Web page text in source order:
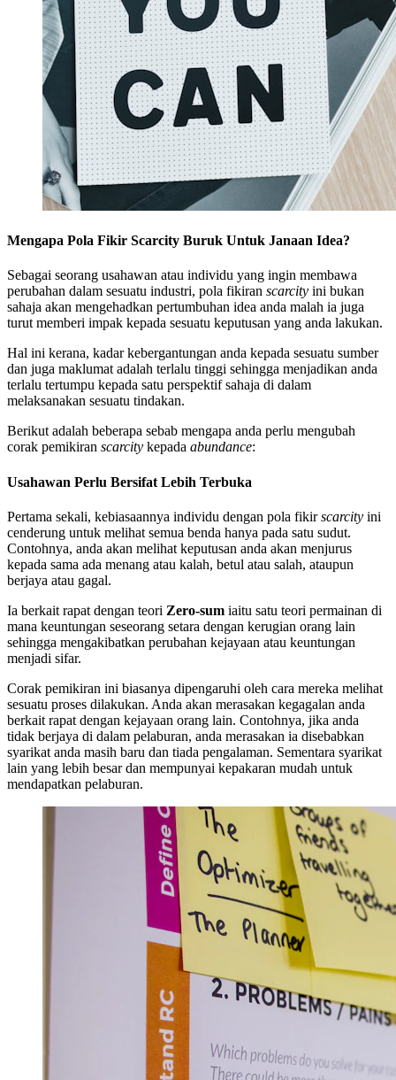
Mengapa Pola Fikir Scarcity Buruk Untuk Janaan Idea?
Sebagai seorang usahawan atau individu yang ingin membawa
perubahan dalam sesuatu industri, pola fikiran scarcity ini bukan
sahaja akan mengehadkan pertumbuhan idea anda malah ia juga
turut memberi impak kepada sesuatu keputusan yang anda lakukan.
Hal ini kerana, kadar kebergantungan anda kepada sesuatu sumber
dan juga maklumat adalah terlalu tinggi sehingga menjadikan anda
terlalu tertumpu kepada satu perspektif sahaja di dalam
melaksanakan sesuatu tindakan.
Berikut adalah beberapa sebab mengapa anda perlu mengubah
corak pemikiran scarcity kepada abundance:
Usahawan Perlu Bersifat Lebih Terbuka
Pertama sekali, kebiasaannya individu dengan pola fikirscarcity ini
cenderung untuk melihat semua benda hanya pada satu sudut.
Contohnya, anda akan melihat keputusan anda akan menjurus
kepada sama ada menang atau kalah, betul atau salah, ataupun
berjaya atau gagal.
Ia berkait rapat dengan teori Zero-sum iaitu satu teori permainan di
mana keuntungan seseorang setara dengan kerugian orang lain
sehingga mengakibatkan perubahan kejayaan atau keuntungan
menjadi sifar.
Corak pemikiran ini biasanya dipengaruhi oleh cara mereka melihat
sesuatu proses dilakukan. Anda akan merasakan kegagalan anda
berkait rapat dengan kejayaan orang lain. Contohnya, jika anda
tidak berjaya di dalam pelaburan, anda merasakan ia disebabkan
syarikat anda masih baru dan tiada pengalaman. Sementara syarikat
lain yang lebih besar dan mempunyai kepakaran mudah untuk
mendapatkan pelaburan.